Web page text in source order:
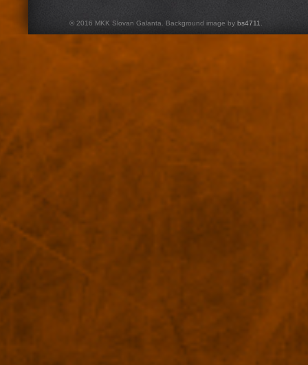
© 2016 MKK Slovan Galanta. Background image by bs4711